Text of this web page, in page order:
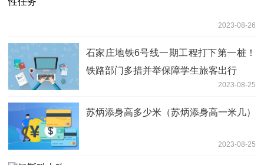
2023-08-26
石家庄地铁6号线一期工程打下第一桩！
铁路部门多措并举保障学生旅客出行
2023-08-25
苏炳添身高多少米（苏炳添身高一米几）
2023-08-25